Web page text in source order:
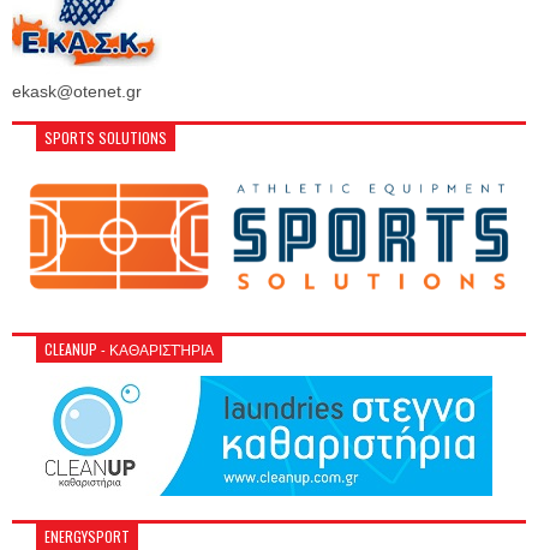
ekask@otenet.gr
SPORTS SOLUTIONS
CLEANUP - ΚΑΘΑΡΙΣΤΉΡΙΑ
ENERGYSPORT